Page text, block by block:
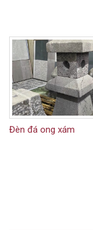
Đèn đá ong xám